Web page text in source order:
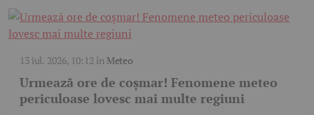
13 iul. 2026, 10:12 în Meteo
Urmează ore de coșmar! Fenomene meteo
periculoase lovesc mai multe regiuni